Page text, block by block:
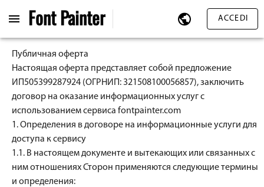
FontPainter ACCEDI
Публичная оферта
Настоящая оферта представляет собой предложение
ИП505399287924 (ОГРНИП: 321508100056857), заключить
договор на оказание информационных услуг с
использованием сервиса fontpainter.com
1. Определения в договоре на информационные услуги для
доступа к сервису
1.1. В настоящем документе и вытекающих или связанных с
ним отношениях Сторон применяются следующие термины
и определения: